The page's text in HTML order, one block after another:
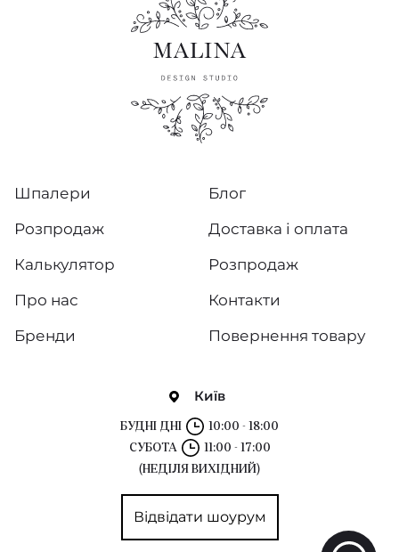
Київ
БУДНІ ДНІ
10:00 - 18:00
СУБОТА
11:00 - 17:00
(НЕДІЛЯ ВИХІДНИЙ)
Відвідати шоурум
Шпалери
Розпродаж
Калькулятор
Про нас
Бренди
Блог
Доставка і оплата
Розпродаж
Контакти
Повернення товару